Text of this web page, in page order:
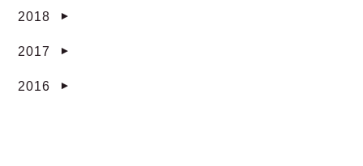
2018 ▼
2017 ▼
2016 ▼